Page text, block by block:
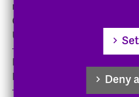
mit der Abteilung für
Universität Kopenhagen.
Masterstudiengang für
PflegeinformatikUniversität
Deny